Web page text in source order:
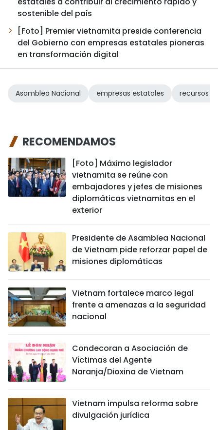
sostenible del país
[Foto] Premier vietnamita preside conferencia
del Gobierno con empresas estatales pioneras
en transformación digital
Asamblea Nacional empresas estatales recursos
RECOMENDAMOS
[Foto] Máximo legislador
vietnamita se reúne con
embajadores y jefes de misiones
diplomáticas vietnamitas en el
exterior
Presidente de Asamblea Nacional
de Vietnam pide reforzar papel de
misiones diplomáticas
Vietnam fortalece marco legal
frente a amenazas a la seguridad
nacional
Condecoran a Asociación de
Víctimas del Agente
Naranja/Dioxina de Vietnam
Vietnam impulsa reforma sobre
divulgación jurídica